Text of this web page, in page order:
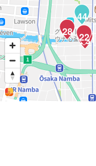
44
28
27
26
25
24
23
22